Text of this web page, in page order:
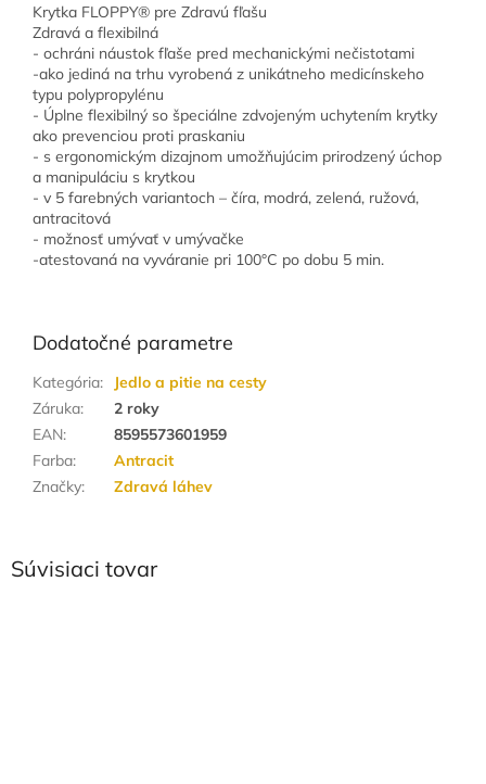
Súvisiaci tovar
Krytka FLOPPY® pre Zdravú fľašu
Zdravá a flexibilná
- ochráni náustok fľaše pred mechanickými nečistotami
-ako jediná na trhu vyrobená z unikátneho medicínskeho
typu polypropylénu
- Úplne flexibilný so špeciálne zdvojeným uchytením krytky
ako prevenciou proti praskaniu
- s ergonomickým dizajnom umožňujúcim prirodzený úchop
a manipuláciu s krytkou
- v 5 farebných variantoch – číra, modrá, zelená, ružová,
antracitová
- možnosť umývať v umývačke
-atestovaná na vyváranie pri 100°C po dobu 5 min.
Dodatočné parametre
Kategória:
Jedlo a pitie na cesty
Záruka:
2 roky
EAN:
8595573601959
Farba:
Antracit
Značky: Zdravá láhev